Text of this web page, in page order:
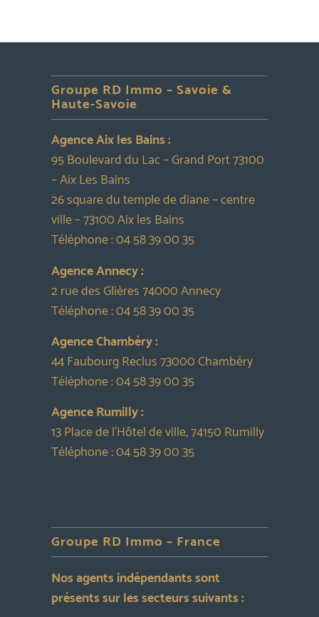
Groupe RD Immo – Savoie &
Haute-Savoie
Agence Aix les Bains :
95 Boulevard du Lac – Grand Port 73100
– Aix Les Bains
26 square du temple de diane – centre
ville – 73100 Aix les Bains
Téléphone :04 58 39 00 35
Agence Annecy :
2 rue des Glières 74000 Annecy
Téléphone :04 58 39 00 35
Agence Chambéry :
44 Faubourg Reclus 73000 Chambéry
Téléphone :04 58 39 00 35
Agence Rumilly :
13 Place de l’Hôtel de ville, 74150 Rumilly
Téléphone :04 58 39 00 35
Groupe RD Immo – France
Nos agents indépendants sont
présents sur les secteurs suivants :